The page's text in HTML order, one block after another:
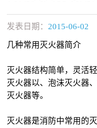
发表日期： 2015-06-02
几种常用灭火器简介
灭火器结构简单，灵活
灭火器以、泡沫灭火器
灭火器等。
灭火器是消防中常用的